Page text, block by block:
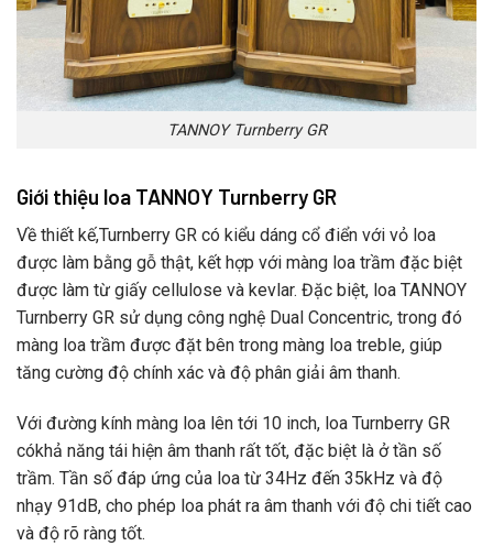
TANNOY Turnberry GR
Giới thiệu loa TANNOY Turnberry GR
Về thiết kế,Turnberry GR có kiểu dáng cổ điển với vỏ loa
được làm bằng gỗ thật, kết hợp với màng loa trầm đặc biệt
được làm từ giấy cellulose và kevlar. Đặc biệt, loa TANNOY
Turnberry GR sử dụng công nghệ Dual Concentric, trong đó
màng loa trầm được đặt bên trong màng loa treble, giúp
tăng cường độ chính xác và độ phân giải âm thanh.
Với đường kính màng loa lên tới 10 inch, loa Turnberry GR
cókhả năng tái hiện âm thanh rất tốt, đặc biệt là ở tần số
trầm. Tần số đáp ứng của loa từ 34Hz đến 35kHz và độ
nhạy 91dB, cho phép loa phát ra âm thanh với độ chi tiết cao
và độ rõ ràng tốt.